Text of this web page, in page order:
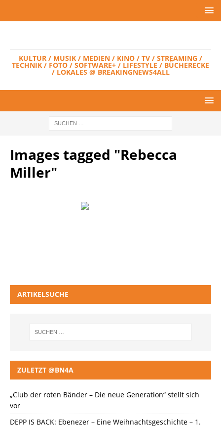
KULTUR / MUSIK / MEDIEN / KINO / TV / STREAMING /
TECHNIK / FOTO / SOFTWARE+ / LIFESTYLE / BÜCHERECKE
/ LOKALES @ BREAKINGNEWS4ALL
Images tagged "Rebecca
Miller"
ARTIKELSUCHE
ZULETZT @BN4A
„Club der roten Bänder – Die neue Generation“ stellt sich
vor
DEPP IS BACK: Ebenezer – Eine Weihnachtsgeschichte – 1.